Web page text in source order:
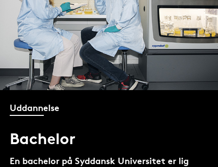
Uddannelse
Bachelor
En bachelor på Syddansk Universitet er lig